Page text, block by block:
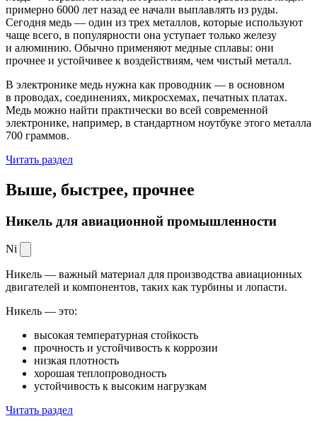
примерно 6000 лет назад ее начали выплавлять из руды.
Сегодня медь — один из трех металлов, которые используют
чаще всего, в популярности она уступает только железу
и алюминию. Обычно применяют медные сплавы: они
прочнее и устойчивее к воздействиям, чем чистый металл.
В электронике медь нужна как проводник — в основном
в проводах, соединениях, микросхемах, печатных платах.
Медь можно найти практически во всей современной
электронике, например, в стандартном ноутбуке этого металла
700 граммов.
Читать раздел
Выше, быстрее, прочнее
Никель для авиационной промышленности
Ni
Никель — важный материал для производства авиационных
двигателей и компонентов, таких как турбины и лопасти.
Никель — это:
высокая температурная стойкость
прочность и устойчивость к коррозии
низкая плотность
хорошая теплопроводность
устойчивость к высоким нагрузкам
Читать раздел